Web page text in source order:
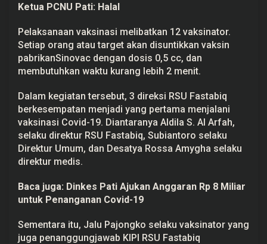
Ketua PCNU Pati: Halal
Pelaksanaan vaksinasi melibatkan 12 vaksinator.
Setiap orang atau target akan disuntikkan vaksin
pabrikanSinovac dengan dosis 0,5 cc, dan
membutuhkan waktu kurang lebih 2 menit.
Dalam kegiatan tersebut, 3 direksi RSU Fastabiq
berkesempatan menjadi yang pertama menjalani
vaksinasi Covid-19. Diantaranya Aldila S. Al Arfah,
selaku direktur RSU Fastabiq, Subiantoro selaku
Direktur Umum, dan Desatya Rossa Amygha selaku
direktur medis.
Baca juga: Dinkes Pati Ajukan Anggaran Rp 8 Miliar
untuk Penanganan Covid-19
Sementara itu, Jalu Pajongko selaku vaksinator yang
juga penanggungjawab KIPI RSU Fastabiq